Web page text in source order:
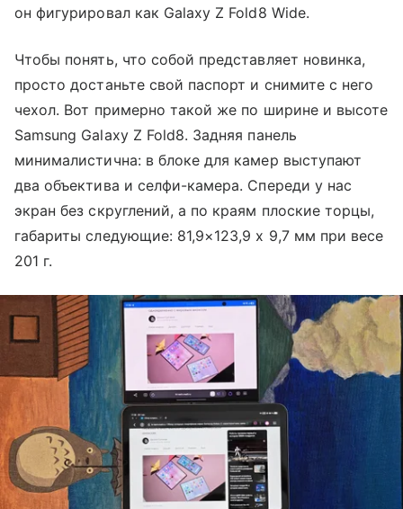
он фигурировал как Galaxy Z Fold8 Wide.
Чтобы понять, что собой представляет новинка,
просто достаньте свой паспорт и снимите с него
чехол. Вот примерно такой же по ширине и высоте
Samsung Galaxy Z Fold8. Задняя панель
минималистична: в блоке для камер выступают
два объектива и селфи-камера. Спереди у нас
экран без скруглений, а по краям плоские торцы,
габариты следующие: 81,9×123,9 х 9,7 мм при весе
201 г.